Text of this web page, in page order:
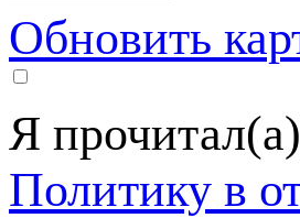
Обновить
Я
Политику в